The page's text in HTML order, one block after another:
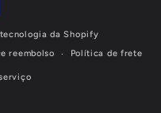
da Shopify
reembolso Política de frete